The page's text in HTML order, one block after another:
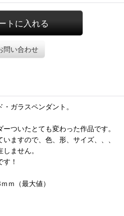
トに入れる
問い合わせ
ガラスペンダント。
ついたとても変わった作品です。
ますので、色、形、サイズ、、、
ません。
！
ｍ（最大値）